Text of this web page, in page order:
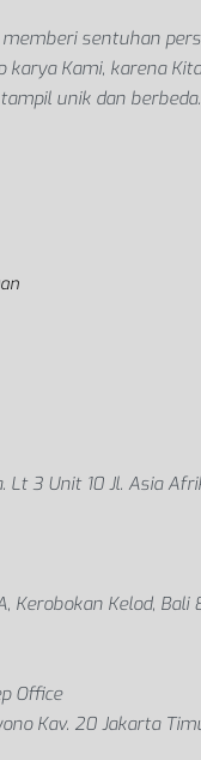
memberi sentuhan
karya Kami, karena
unik dan berbeda.
3 Unit 10 Jl. Asia
Kerobokan Kelod, Bali
Office
Kav. 20 Jakarta